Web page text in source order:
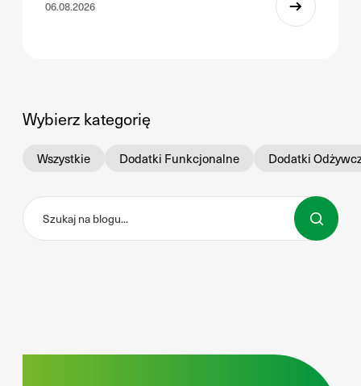
06.08.2026
Wybierz kategorię
Wszystkie Dodatki Funkcjonalne Dodatki